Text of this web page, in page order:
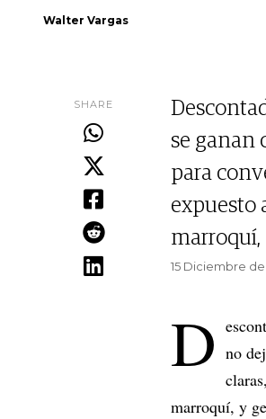
Walter Vargas
SHARE
se ganan
para
expuesto
marroquí,
15 Diciembre de
D no
marroquí, y